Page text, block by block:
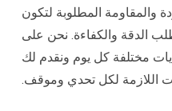
والمقاومة المطلوبة لتكون
الدقة والكفاءة. نحن على
مختلفة كل يوم ونقدم لك
اللازمة لكل تحدي وموقف.